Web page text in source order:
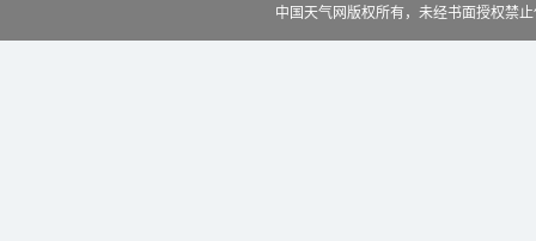
中国天气网版权所有，未经书面授权